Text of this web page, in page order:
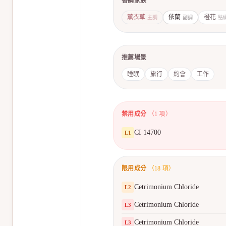
薰衣草 主調 依蘭 副調 橙花 點
推薦場景
睡眠 旅行 約會 工作
禁用成分 （1 項）
L1 CI 14700
限用成分 （18 項）
L2 Cetrimonium Chloride
L3 Cetrimonium Chloride
L3 Cetrimonium Chloride